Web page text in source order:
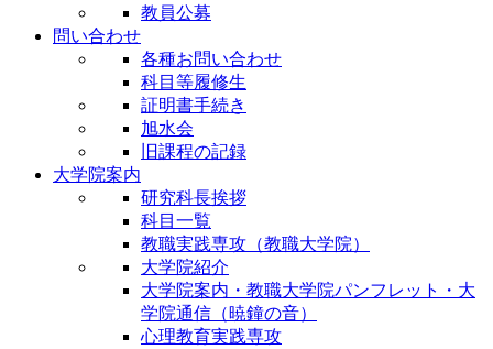
教員公募
問い合わせ
各種お問い合わせ
科目等履修生
証明書手続き
旭水会
旧課程の記録
大学院案内
研究科長挨拶
科目一覧
教職実践専攻（教職大学院）
大学院紹介
大学院案内・教職大学院パンフレット・大
学院通信（暁鐘の音）
心理教育実践専攻